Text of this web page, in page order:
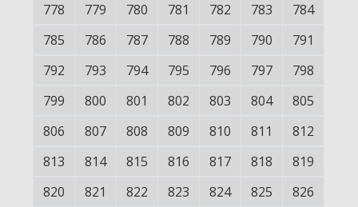
778
779 780 781 782 783
784
785
786 787 788 789 790
791
792
793 794 795 796 797
798
799
800 801 802 803 804
805
806
807 808 809 810 811
812
813
814 815 816 817 818
819
820
821 822 823 824 825 826